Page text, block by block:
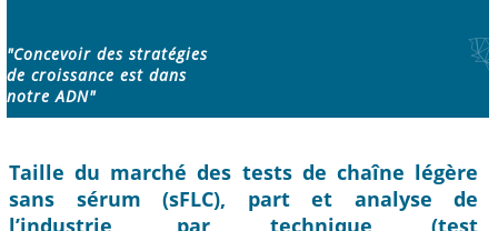
"Concevoir des stratégies
de croissance est dans
notre ADN"
Taille du marché des tests de chaîne légère
sans sérum (sFLC), part et analyse de